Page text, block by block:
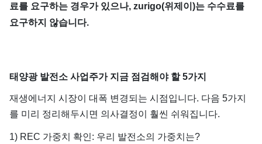
료를 요구하는 경우가 있으나, zurigo(위제이)는 수수료를
요구하지 않습니다.
태양광 발전소 사업주가 지금 점검해야 할 5가지
재생에너지 시장이 대폭 변경되는 시점입니다. 다음 5가지
를 미리 정리해두시면 의사결정이 훨씬 쉬워집니다.
1) REC 가중치 확인: 우리 발전소의 가중치는?